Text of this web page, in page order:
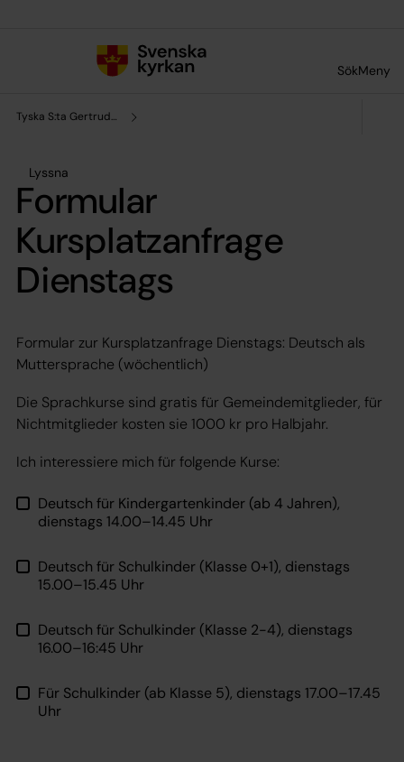
SökMeny
Tyska S:ta Gertruds församling
Lyssna
Formular
Kursplatzanfrage
Dienstags
Formular zur Kursplatzanfrage Dienstags: Deutsch als
Muttersprache (wöchentlich)
Die Sprachkurse sind gratis für Gemeindemitglieder, für
Nichtmitglieder kosten sie 1000 kr pro Halbjahr.
Ich interessiere mich für folgende Kurse:
Deutsch für Kindergartenkinder (ab 4 Jahren),
dienstags 14.00–14.45 Uhr
Deutsch für Schulkinder (Klasse 0+1), dienstags
15.00–15.45 Uhr
Deutsch für Schulkinder (Klasse 2-4), dienstags
16.00–16:45 Uhr
Für Schulkinder (ab Klasse 5), dienstags 17.00–17.45
Uhr